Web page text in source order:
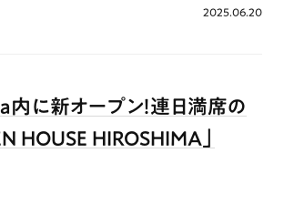
2025.06.20
に新オープン！連日満席の
HOUSE HIROSHIMA」